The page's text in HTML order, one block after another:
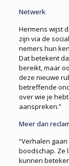
Netwerk
Hermens wijst
zijn via de
nemers hun
Dat betekent
bereikt, maar
deze nieuwe
betreffende
over wie je
aanspreken.”
Meer dan
“Verhalen
boodschap. Ze
kunnen